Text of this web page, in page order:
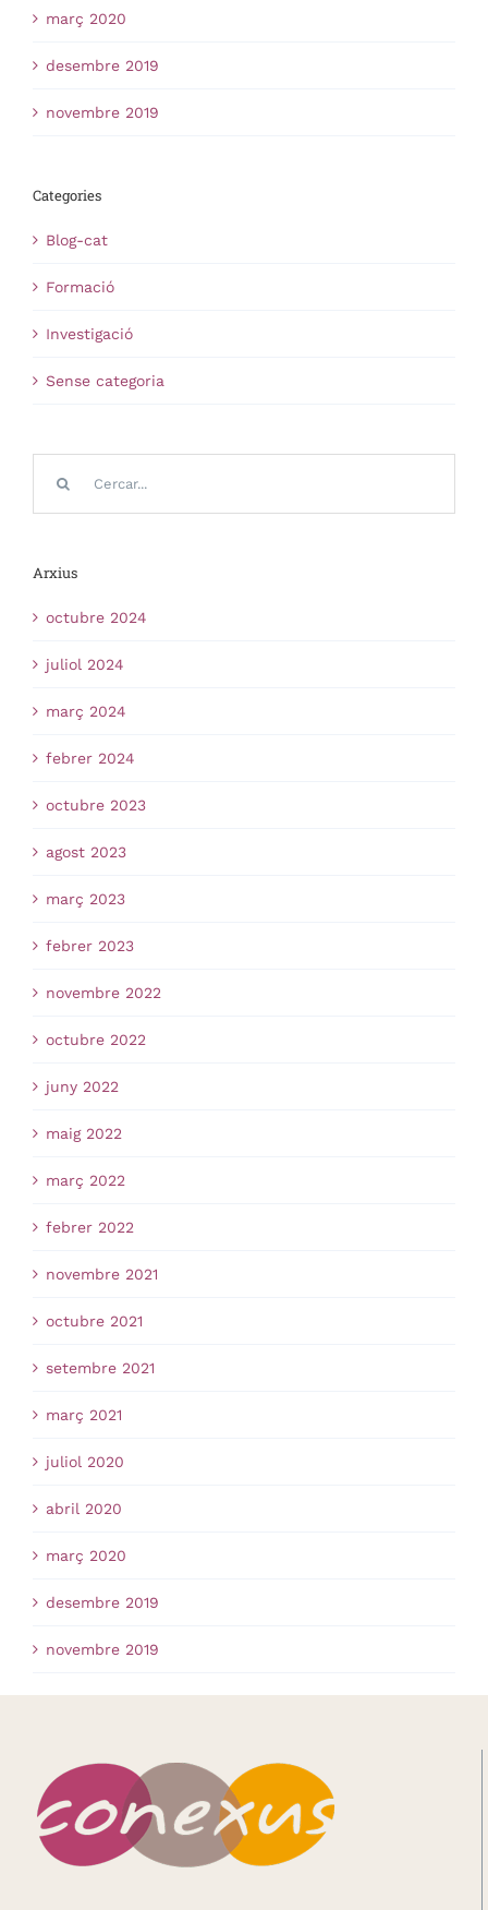
març 2020
desembre 2019
novembre 2019
Categories
Blog-cat
Formació
Investigació
Sense categoria
Arxius
octubre 2024
juliol 2024
març 2024
febrer 2024
octubre 2023
agost 2023
març 2023
febrer 2023
novembre 2022
octubre 2022
juny 2022
maig 2022
març 2022
febrer 2022
novembre 2021
octubre 2021
setembre 2021
març 2021
juliol 2020
abril 2020
març 2020
desembre 2019
novembre 2019